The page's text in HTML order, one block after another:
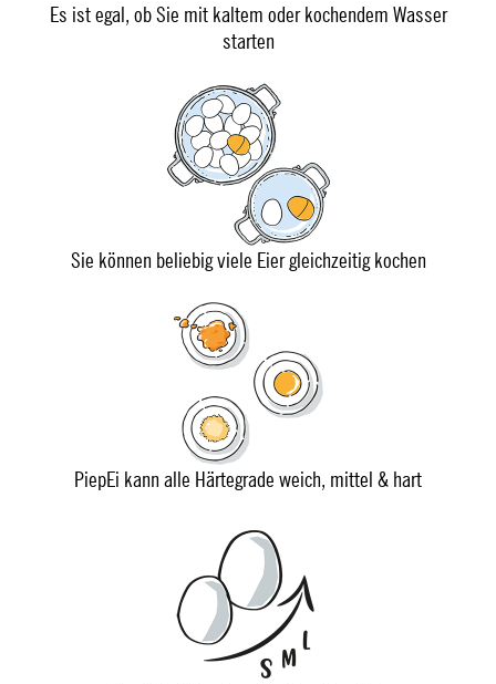
Es ist egal, ob Sie mit kaltem oder kochendem Wasser
starten
Sie können beliebig viele Eier gleichzeitig kochen
PiepEi kann alle Härtegrade weich, mittel & hart